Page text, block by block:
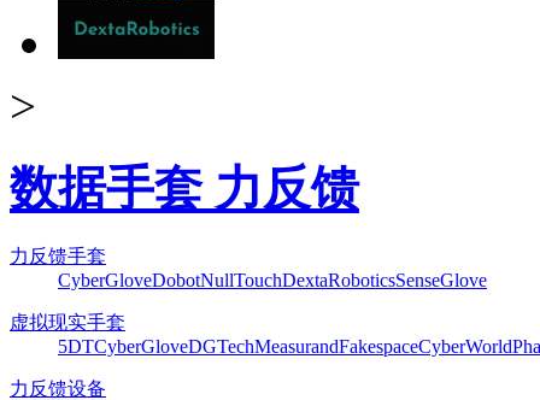
>
数据手套 力反馈
力反馈手套
CyberGloveDobotNullTouchDextaRoboticsSenseGlove
虚拟现实手套
5DTCyberGloveDGTechMeasurandFakespaceCyberWorld
力反馈设备